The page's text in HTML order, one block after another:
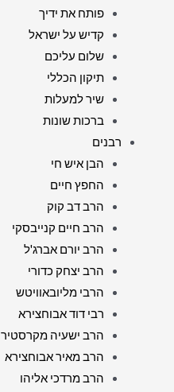
פותח את ידיך
קדיש על ישראל
שלום עליכם
תיקון הכללי
שיר למעלות
ברכות שונות
רבנים
הבן איש חי
החפץ חיים
הרב דב קוק
הרב חיים קנייבסקי
הרב יורם אברג'ל
הרב יצחק כדורי
הרבי מליובאוויטש
רבי דוד אבוחצירא
הרב ישעיה מקרסטיר
הרב מאיר אבוחצירא
הרב מרדכי אליהו